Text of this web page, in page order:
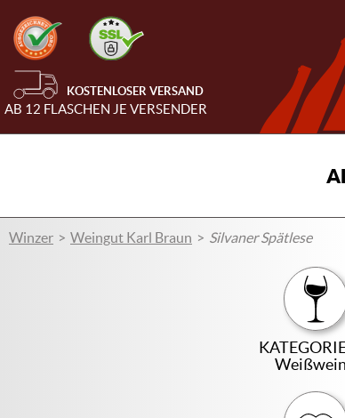
KOSTENLOSER VERSAND
AB 12 FLASCHEN JE VERSENDER
Winzer Weingut Karl Braun Silvaner Spätlese
Weißwein